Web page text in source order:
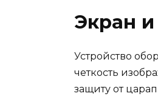
Экран
Устройство
четкость
защиту от